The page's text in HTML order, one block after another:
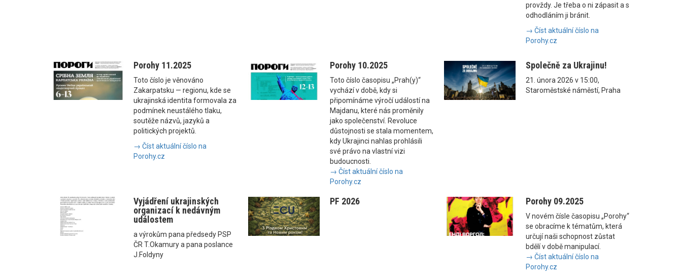
provždy. Je třeba o ni zápasit a s
odhodláním ji bránit.
→ Číst aktuální číslo na
Porohy.cz
Porohy 11.2025
Toto číslo je věnováno
Zakarpatsku — regionu, kde se
ukrajinská identita formovala za
podmínek neustálého tlaku,
soutěže názvů, jazyků a
politických projektů.
→ Číst aktuální číslo na
Porohy.cz
Porohy 10.2025
Toto číslo časopisu „Prah(y)“
vychází v době, kdy si
připomínáme výročí událostí na
Majdanu, které nás proměnily
jako společenství. Revoluce
důstojnosti se stala momentem,
kdy Ukrajinci nahlas prohlásili
své právo na vlastní vizi
budoucnosti.
→ Číst aktuální číslo na
Porohy.cz
Společně za Ukrajinu!
21. února 2026 v 15:00,
Staroměstské náměstí, Praha
Vyjádření ukrajinských
organizací k nedávným
událostem
a výrokům pana předsedy PSP
ČR T.Okamury a pana poslance
J.Foldyny
PF 2026 Porohy 09.2025
V novém čísle časopisu „Porohy“
se obracíme k tématům, která
určují naši schopnost zůstat
bdělí v době manipulací.
→ Číst aktuální číslo na
Porohy.cz